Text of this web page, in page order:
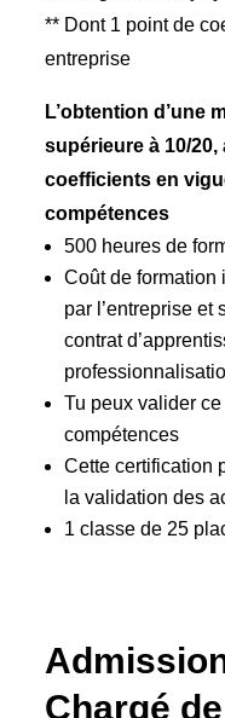
** Dont 1 point de
entreprise
L’obtention d’une
supérieure à 10/
coefficients en
compétences
500 heures de
Coût de formation
par l’entreprise et
contrat
Tu peux valider
compétences
Cette certification
la validation des
1 classe de 25
Chargé de